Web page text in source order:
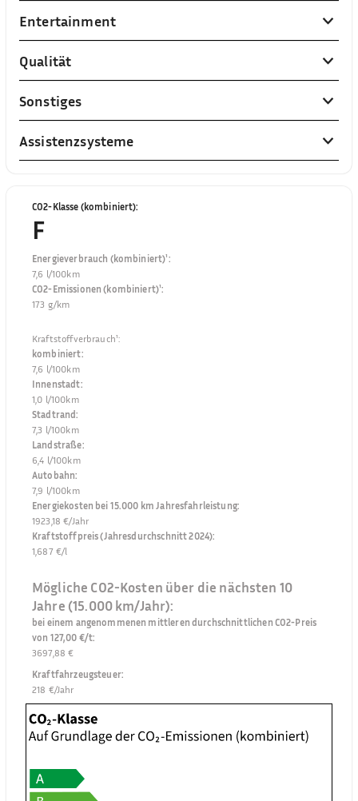
Entertainment
Qualität
Sonstiges
Assistenzsysteme
CO2-Klasse (kombiniert):
F
Energieverbrauch (kombiniert)¹:
7,6 l/100km
CO2-Emissionen (kombiniert)¹:
173 g/km
Kraftstoffverbrauch¹:
kombiniert:
7,6 l/100km
Innenstadt:
1,0 l/100km
Stadtrand:
7,3 l/100km
Landstraße:
6,4 l/100km
Autobahn:
7,9 l/100km
Energiekosten bei 15.000 km Jahresfahrleistung:
1923,18 €/Jahr
Kraftstoffpreis (Jahresdurchschnitt 2024):
1,687 €/l
Mögliche CO2-Kosten über die nächsten 10
Jahre (15.000 km/Jahr):
bei einem angenommenen mittleren durchschnittlichen CO2-Preis
von 127,00 €/t:
3697,88 €
Kraftfahrzeugsteuer:
218 €/Jahr